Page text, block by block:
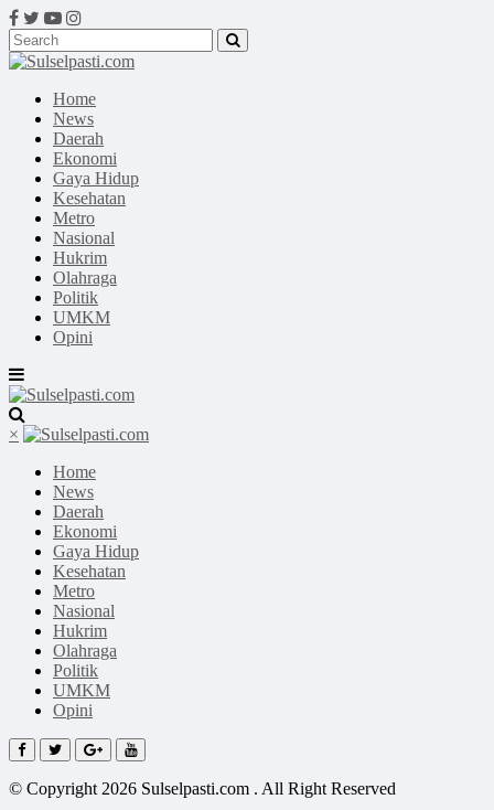
Home
News
Daerah
Ekonomi
Gaya Hidup
Kesehatan
Metro
Nasional
Hukrim
Olahraga
Politik
UMKM
Opini
×
Home
News
Daerah
Ekonomi
Gaya Hidup
Kesehatan
Metro
Nasional
Hukrim
Olahraga
Politik
UMKM
Opini
© Copyright 2026 Sulselpasti.com . All Right Reserved